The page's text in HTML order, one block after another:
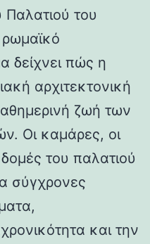
του
δείχνει πώς η
αρχιτεκτονική
ζωή των
Οι καμάρες, οι
του παλατιού
σύγχρονες
και την